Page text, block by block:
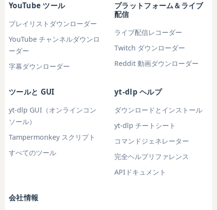
YouTube ツール
プレイリストダウンローダー
YouTube チャンネルダウンロ
ーダー
字幕ダウンローダー
プラットフォーム＆ライブ
配信
ライブ配信レコーダー
Twitch ダウンローダー
Reddit 動画ダウンローダー
ツールと GUI
yt-dlp GUI（オンラインコン
ソール）
Tampermonkey スクリプト
すべてのツール
yt-dlp ヘルプ
ダウンロードとインストール
yt-dlp チートシート
コマンドジェネレーター
完全ヘルプリファレンス
APIドキュメント
会社情報